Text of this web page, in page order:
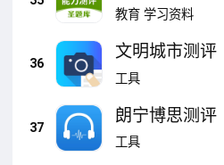
测评圣题库
教育 学习资料
36
文明城市测评
工具
37
朗宁博思测评
工具